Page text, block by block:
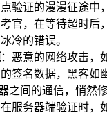
验证的漫漫征途中
官，在等待超时后
冷的错误。
：恶意的网络攻击，
签名数据，黑客如
之间的通信，悄然
服务器端验证时，